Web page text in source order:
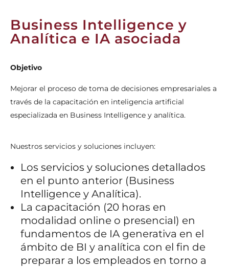
Business Intelligence y
Analítica e IA asociada
Objetivo
Mejorar el proceso de toma de decisiones empresariales a
través de la capacitación en inteligencia artificial
especializada en Business Intelligence y analítica.
Nuestros servicios y soluciones incluyen:
Los servicios y soluciones detallados
en el punto anterior (Business
Intelligence y Analítica).
La capacitación (20 horas en
modalidad online o presencial) en
fundamentos de IA generativa en el
ámbito de BI y analítica con el fin de
preparar a los empleados en torno a